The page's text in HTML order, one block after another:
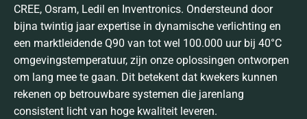
CREE, Osram, Ledil en Inventronics. Ondersteund door
bijna twintig jaar expertise in dynamische verlichting en
een marktleidende Q90 van tot wel 100.000 uur bij 40°C
omgevingstemperatuur, zijn onze oplossingen ontworpen
om lang mee te gaan. Dit betekent dat kwekers kunnen
rekenen op betrouwbare systemen die jarenlang
consistent licht van hoge kwaliteit leveren.